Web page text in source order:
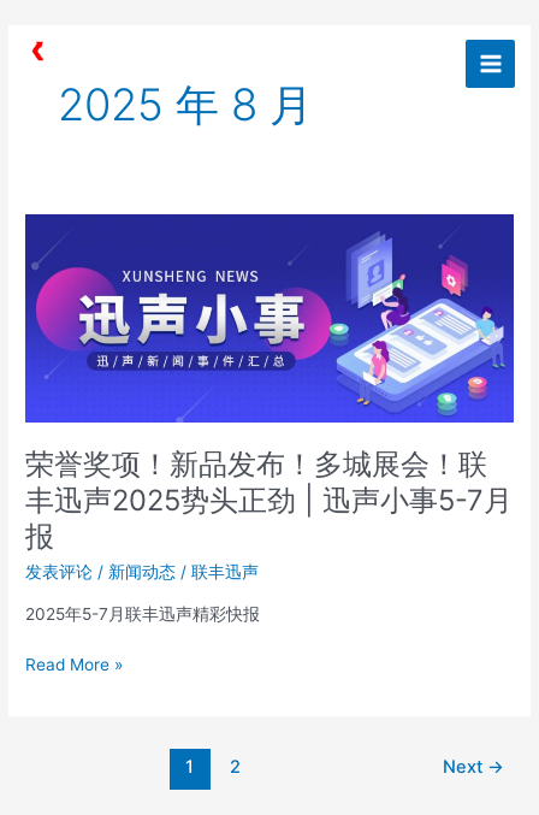
2025 年 8 月
荣誉奖项！新品发布！多城展会！联
丰迅声2025势头正劲 | 迅声小事5-7月
报
发表评论 / 新闻动态 /联丰迅声
2025年5-7月联丰迅声精彩快报
项！
新
城
展
会！
联
丰
声
势
Read More »
pagination
1 2 Next →